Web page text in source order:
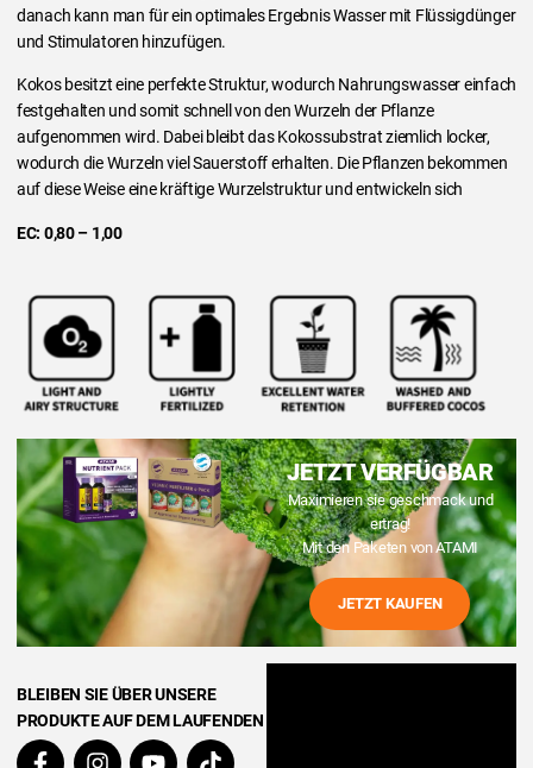
danach kann man für ein optimales Ergebnis Wasser mit Flüssigdünger
und Stimulatoren hinzufügen.
Kokos besitzt eine perfekte Struktur, wodurch Nahrungswasser einfach
festgehalten und somit schnell von den Wurzeln der Pflanze
aufgenommen wird. Dabei bleibt das Kokossubstrat ziemlich locker,
wodurch die Wurzeln viel Sauerstoff erhalten. Die Pflanzen bekommen
auf diese Weise eine kräftige Wurzelstruktur und entwickeln sich
EC: 0,80 – 1,00
JETZT VERFÜGBAR
Maximieren sie geschmack und
ertrag!
Mit den Paketen von ATAMI
JETZT KAUFEN
BLEIBEN SIE ÜBER UNSERE
PRODUKTE AUF DEM LAUFENDEN